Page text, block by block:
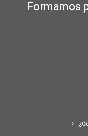
Formamos